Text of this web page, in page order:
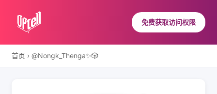
免费获取访问权限
首页 › @Nongk_Thenga✨️🎲